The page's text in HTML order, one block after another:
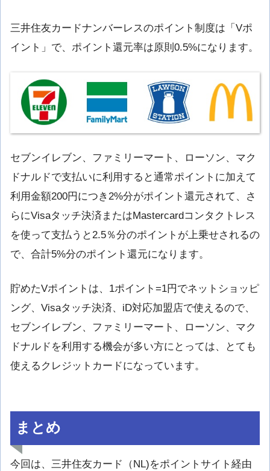
三井住友カードナンバーレスのポイント制度は「Vポ
イント」で、ポイント還元率は原則0.5%になります。
セブンイレブン、ファミリーマート、ローソン、マク
ドナルドで支払いに利用すると通常ポイントに加えて
利用金額200円につき2%分がポイント還元されて、さ
らにVisaタッチ決済またはMastercardコンタクトレス
を使って支払うと2.5％分のポイントが上乗せされるの
で、合計5%分のポイント還元になります。
貯めたVポイントは、1ポイント=1円でネットショッピ
ング、Visaタッチ決済、iD対応加盟店で使えるので、
セブンイレブン、ファミリーマート、ローソン、マク
ドナルドを利用する機会が多い方にとっては、とても
使えるクレジットカードになっています。
まとめ
今回は、三井住友カード（NL)をポイントサイト経由